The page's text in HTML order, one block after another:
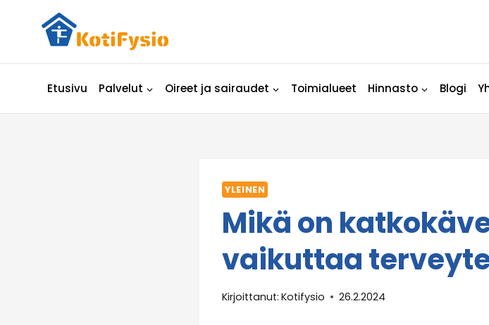
sisältöön
Etusivu Palvelut Oireet ja sairaudet Toimialueet Hinnasto Blogi
YLEINEN
Mikä on
vaikuttaa
Kirjoittanut: Kotifysio 26.2.2024